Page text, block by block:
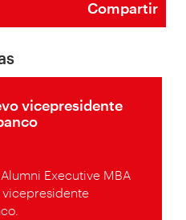
Compartir
vicepresidente
Executive MBA
vicepresidente